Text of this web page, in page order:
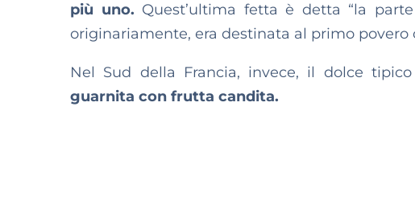
più uno. Quest’ultima fetta è detta “la
originariamente, era destinata al primo povero
Nel Sud della Francia, invece, il dolce
guarnita con frutta candita.